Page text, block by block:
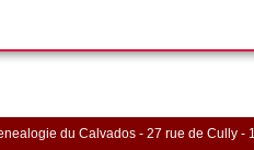
du Calvados - 27 rue de Cully -